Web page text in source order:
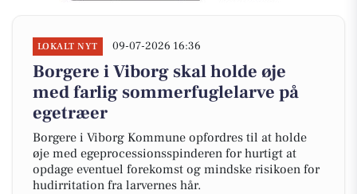
LOKALT NYT 09-07-2026 16:36
Borgere i Viborg skal holde øje
med farlig sommerfuglelarve på
egetræer
Borgere i Viborg Kommune opfordres til at holde
øje med egeprocessionsspinderen for hurtigt at
opdage eventuel forekomst og mindske risikoen for
hudirritation fra larvernes hår.